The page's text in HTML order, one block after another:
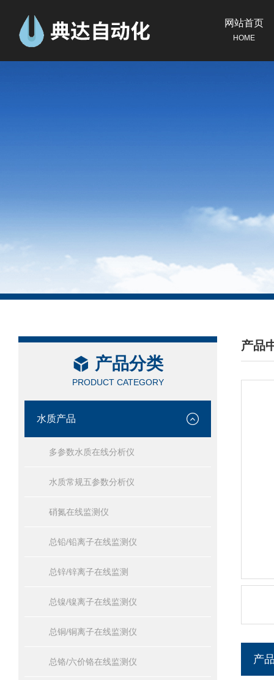
网站首页
HOME
产品分类
PRODUCT CATEGORY
水质产品
多参数水质在线分析仪
水质常规五参数分析仪
硝氮在线监测仪
总铅/铅离子在线监测仪
总锌/锌离子在线监测
总镍/镍离子在线监测仪
总铜/铜离子在线监测仪
总铬/六价铬在线监测仪
产品
/
产